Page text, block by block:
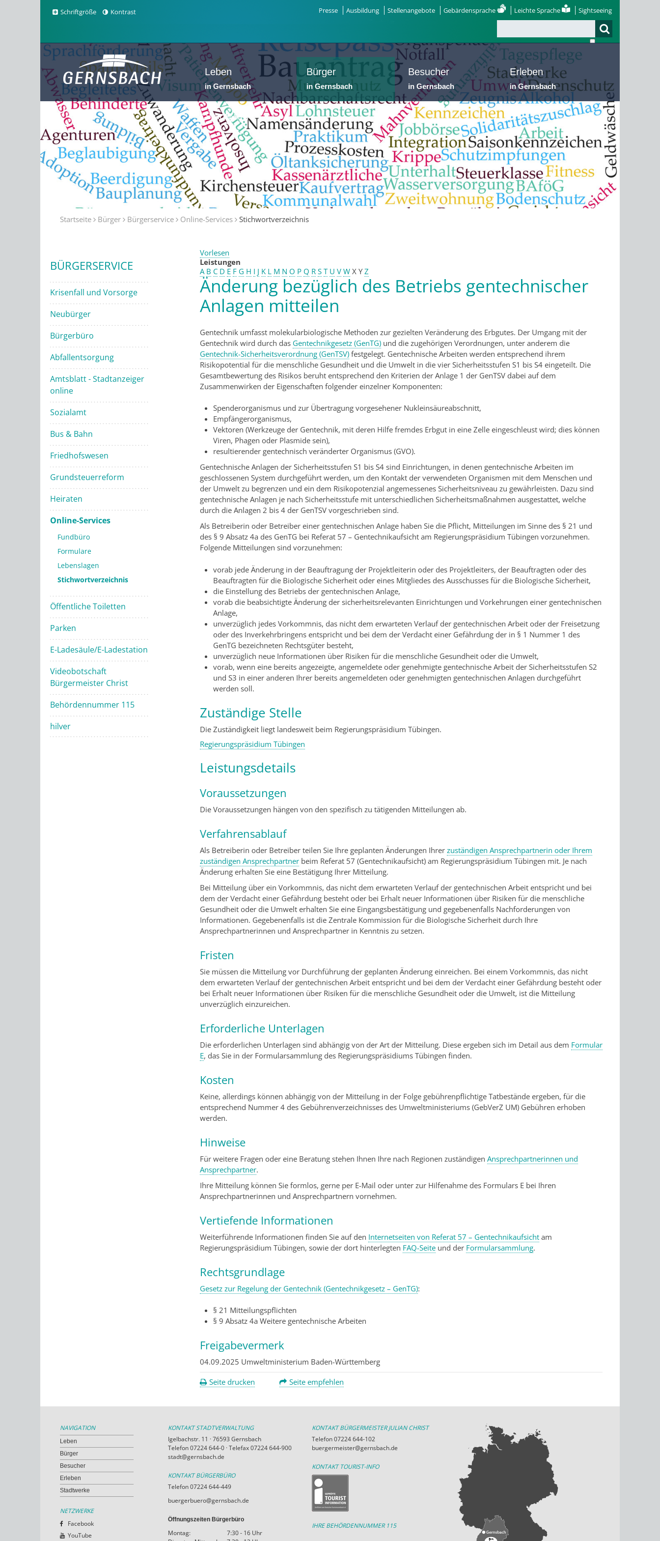
Schriftgröße Kontrast Presse Ausbildung Stellenangebote Gebärdensprache Leichte Sprache Sightseeing
Leben
in Gernsbach
Bürger
in Gernsbach
Besucher
in Gernsbach
Erleben
in Gernsbach
Stadtwerke
Startseite Bürger Bürgerservice Online-Services Stichwortverzeichnis
BÜRGERSERVICE
Krisenfall und Vorsorge
Neubürger
Bürgerbüro
Abfallentsorgung
Amtsblatt - Stadtanzeiger
online
Sozialamt
Bus & Bahn
Friedhofswesen
Grundsteuerreform
Heiraten
Online-Services
Fundbüro
Formulare
Lebenslagen
Stichwortverzeichnis
Öffentliche Toiletten
Parken
E-Ladesäule/E-Ladestation
Videobotschaft
Bürgermeister Christ
Behördennummer 115
hilver
Vorlesen
Leistungen
A B C D E F G H I J K L M N O P Q R S T U V W X Y Z
Änderung bezüglich des Betriebs gentechnischer
Anlagen mitteilen
Gentechnik umfasst molekularbiologische Methoden zur gezielten Veränderung des Erbgutes. Der Umgang mit der
Gentechnik wird durch das Gentechnikgesetz (GenTG) und die zugehörigen Verordnungen, unter anderem die
Gentechnik-Sicherheitsverordnung (GenTSV) festgelegt. Gentechnische Arbeiten werden entsprechend ihrem
Risikopotential für die menschliche Gesundheit und die Umwelt in die vier Sicherheitsstufen S1 bis S4 eingeteilt. Die
Gesamtbewertung des Risikos beruht entsprechend den Kriterien der Anlage 1 der GenTSV dabei auf dem
Zusammenwirken der Eigenschaften folgender einzelner Komponenten:
Spenderorganismus und zur Übertragung vorgesehener Nukleinsäureabschnitt,
Empfängerorganismus,
Vektoren (Werkzeuge der Gentechnik, mit deren Hilfe fremdes Erbgut in eine Zelle eingeschleust wird; dies können
Viren, Phagen oder Plasmide sein),
resultierender gentechnisch veränderter Organismus (GVO).
Gentechnische Anlagen der Sicherheitsstufen S1 bis S4 sind Einrichtungen, in denen gentechnische Arbeiten im
geschlossenen System durchgeführt werden, um den Kontakt der verwendeten Organismen mit dem Menschen und
der Umwelt zu begrenzen und ein dem Risikopotenzial angemessenes Sicherheitsniveau zu gewährleisten. Dazu sind
gentechnische Anlagen je nach Sicherheitsstufe mit unterschiedlichen Sicherheitsmaßnahmen ausgestattet, welche
durch die Anlagen 2 bis 4 der GenTSV vorgeschrieben sind.
Als Betreiberin oder Betreiber einer gentechnischen Anlage haben Sie die Pflicht, Mitteilungen im Sinne des § 21 und
des § 9 Absatz 4a des GenTG bei Referat 57 – Gentechnikaufsicht am Regierungspräsidium Tübingen vorzunehmen.
Folgende Mitteilungen sind vorzunehmen:
vorab jede Änderung in der Beauftragung der Projektleiterin oder des Projektleiters, der Beauftragten oder des
Beauftragten für die Biologische Sicherheit oder eines Mitgliedes des Ausschusses für die Biologische Sicherheit,
die Einstellung des Betriebs der gentechnischen Anlage,
vorab die beabsichtigte Änderung der sicherheitsrelevanten Einrichtungen und Vorkehrungen einer gentechnischen
Anlage,
unverzüglich jedes Vorkommnis, das nicht dem erwarteten Verlauf der gentechnischen Arbeit oder der Freisetzung
oder des Inverkehrbringens entspricht und bei dem der Verdacht einer Gefährdung der in § 1 Nummer 1 des
GenTG bezeichneten Rechtsgüter besteht,
unverzüglich neue Informationen über Risiken für die menschliche Gesundheit oder die Umwelt,
vorab, wenn eine bereits angezeigte, angemeldete oder genehmigte gentechnische Arbeit der Sicherheitsstufen S2
und S3 in einer anderen Ihrer bereits angemeldeten oder genehmigten gentechnischen Anlagen durchgeführt
werden soll.
Zuständige Stelle
Die Zuständigkeit liegt landesweit beim Regierungspräsidium Tübingen.
Regierungspräsidium Tübingen
Leistungsdetails
Voraussetzungen
Die Voraussetzungen hängen von den spezifisch zu tätigenden Mitteilungen ab.
Verfahrensablauf
Als Betreiberin oder Betreiber teilen Sie Ihre geplanten Änderungen Ihrer zuständigen Ansprechpartnerin oder Ihrem
zuständigen Ansprechpartner beim Referat 57 (Gentechnikaufsicht) am Regierungspräsidium Tübingen mit. Je nach
Änderung erhalten Sie eine Bestätigung Ihrer Mitteilung.
Bei Mitteilung über ein Vorkommnis, das nicht dem erwarteten Verlauf der gentechnischen Arbeit entspricht und bei
dem der Verdacht einer Gefährdung besteht oder bei Erhalt neuer Informationen über Risiken für die menschliche
Gesundheit oder die Umwelt erhalten Sie eine Eingangsbestätigung und gegebenenfalls Nachforderungen von
Informationen. Gegebenenfalls ist die Zentrale Kommission für die Biologische Sicherheit durch Ihre
Ansprechpartnerinnen und Ansprechpartner in Kenntnis zu setzen.
Fristen
Sie müssen die Mitteilung vor Durchführung der geplanten Änderung einreichen. Bei einem Vorkommnis, das nicht
dem erwarteten Verlauf der gentechnischen Arbeit entspricht und bei dem der Verdacht einer Gefährdung besteht oder
bei Erhalt neuer Informationen über Risiken für die menschliche Gesundheit oder die Umwelt, ist die Mitteilung
unverzüglich einzureichen.
Erforderliche Unterlagen
Die erforderlichen Unterlagen sind abhängig von der Art der Mitteilung. Diese ergeben sich im Detail aus dem Formular
E, das Sie in der Formularsammlung des Regierungspräsidiums Tübingen finden.
Kosten
Keine, allerdings können abhängig von der Mitteilung in der Folge gebührenpflichtige Tatbestände ergeben, für die
entsprechend Nummer 4 des Gebührenverzeichnisses des Umweltministeriums (GebVerZ UM) Gebühren erhoben
werden.
Hinweise
Für weitere Fragen oder eine Beratung stehen Ihnen Ihre nach Regionen zuständigen Ansprechpartnerinnen und
Ansprechpartner.
Ihre Mitteilung können Sie formlos, gerne per E-Mail oder unter zur Hilfenahme des Formulars E bei Ihren
Ansprechpartnerinnen und Ansprechpartnern vornehmen.
Vertiefende Informationen
Weiterführende Informationen finden Sie auf den Internetseiten von Referat 57 – Gentechnikaufsicht am
Regierungspräsidium Tübingen, sowie der dort hinterlegten FAQ-Seite und der Formularsammlung.
Rechtsgrundlage
Gesetz zur Regelung der Gentechnik (Gentechnikgesetz – GenTG):
§ 21 Mitteilungspflichten
§ 9 Absatz 4a Weitere gentechnische Arbeiten
Freigabevermerk
04.09.2025 Umweltministerium Baden-Württemberg
Seite drucken Seite empfehlen
NAVIGATION
Leben
Bürger
Besucher
Erleben
Stadtwerke
NETZWERKE
Facebook
YouTube
KONTAKT STADTVERWALTUNG
Igelbachstr. 11 · 76593 Gernsbach
Telefon 07224 644-0 · Telefax 07224 644-900
stadt@gernsbach.de
KONTAKT BÜRGERBÜRO
Telefon 07224 644-449
buergerbuero@gernsbach.de
Öffnungszeiten Bürgerbüro
Montag:
7:30 - 16 Uhr
KONTAKT BÜRGERMEISTER JULIAN CHRIST
Telefon 07224 644-102
buergermeister@gernsbach.de
KONTAKT TOURIST-INFO
IHRE BEHÖRDENNUMMER 115